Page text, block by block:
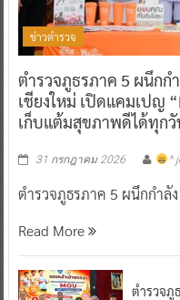
ข่าวตำรวจ
ตำรวจภูธรภาค 5 ผนึกก
เชียงใหม่ เปิดแคมเปญ
เก็บแต้มสุขภาพดีได้ทุกวั
31 กรกฎาคม 2026 ^
ตำรวจภูธรภาค 5 ผนึกกำลัง
Read More
ตำรวจภู